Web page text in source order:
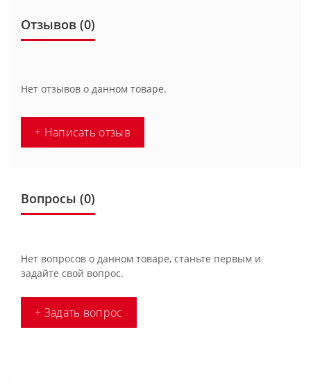
Отзывов (0)
Нет отзывов о данном товаре.
+ Написать отзыв
Вопросы (0)
Нет вопросов о данном товаре, станьте первым и
задайте свой вопрос.
+ Задать вопрос